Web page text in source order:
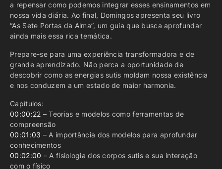
a repensar como podemos integrar esses ensinamentos em
nossa vida diária. Ao final, Domingos apresenta seu livro
“As Sete Portas da Alma”, um guia que busca aprofundar
ainda mais essa rica temática.
Prepare-se para uma experiência transformadora e de
grande aprendizado. Não perca a oportunidade de
descobrir como as energias sutis moldam nossa existência
e nos conduzem a um estado de maior harmonia.
Capítulos:
00:00:22 – Teorias e modelos como ferramentas de
compreensão
00:01:03 – A importância dos modelos para aprofundar
conhecimentos
00:02:00 – A fisiologia dos corpos sutis e sua interação
com o físico